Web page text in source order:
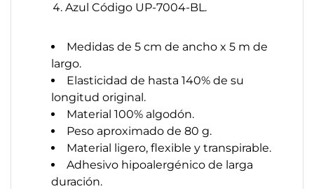
Azul Código UP-7004-BL.
Medidas de 5 cm de ancho x 5 m de
largo.
Elasticidad de hasta 140% de su
longitud original.
Material 100% algodón.
Peso aproximado de 80 g.
Material ligero, flexible y transpirable.
Adhesivo hipoalergénico de larga
duración.